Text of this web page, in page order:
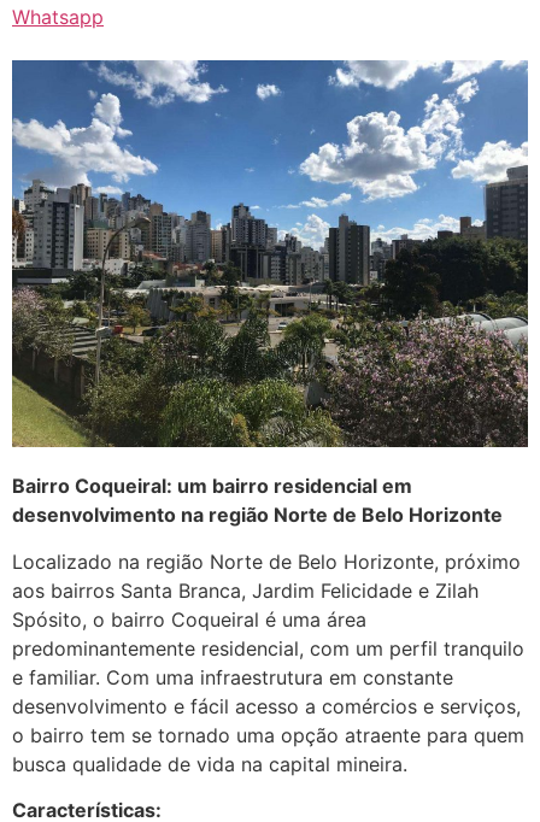
Whatsapp
Bairro Coqueiral: um bairro residencial em
desenvolvimento na região Norte de Belo Horizonte
Localizado na região Norte de Belo Horizonte, próximo
aos bairros Santa Branca, Jardim Felicidade e Zilah
Spósito, o bairro Coqueiral é uma área
predominantemente residencial, com um perfil tranquilo
e familiar. Com uma infraestrutura em constante
desenvolvimento e fácil acesso a comércios e serviços,
o bairro tem se tornado uma opção atraente para quem
busca qualidade de vida na capital mineira.
Características: